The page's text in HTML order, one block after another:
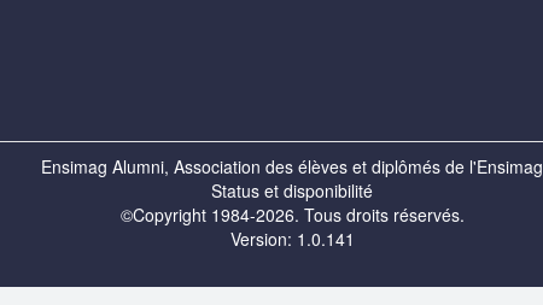
Ensimag Alumni, Association des élèves et diplômés de l'Ensimag
Status et disponibilité
©Copyright 1984-2026. Tous droits réservés.
Version: 1.0.141